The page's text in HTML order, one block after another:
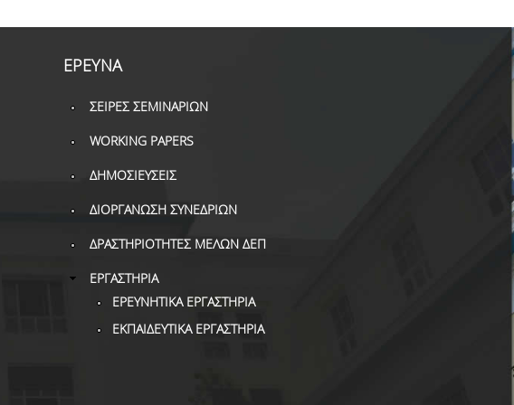
ΕΡΕΥΝΑ
ΣΕΙΡΕΣ ΣΕΜΙΝΑΡΙΩΝ
WORKING PAPERS
ΔΗΜΟΣΙΕΥΣΕΙΣ
ΔΙΟΡΓΑΝΩΣΗ ΣΥΝΕΔΡΙΩΝ
ΔΡΑΣΤΗΡΙΟΤΗΤΕΣ ΜΕΛΩΝ ΔΕΠ
ΕΡΓΑΣΤΗΡΙΑ
ΕΡΕΥΝΗΤΙΚΑ ΕΡΓΑΣΤΗΡΙΑ
ΕΚΠΑΙΔΕΥΤΙΚΑ ΕΡΓΑΣΤΗΡΙΑ